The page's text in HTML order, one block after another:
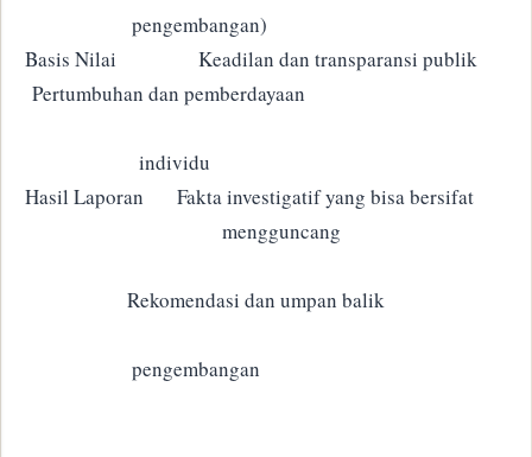
pengembangan)
Basis Nilai
Keadilan dan transparansi publik
Pertumbuhan dan pemberdayaan
individu
Hasil Laporan
Fakta investigatif yang bisa bersifat
mengguncang
Rekomendasi dan umpan balik
pengembangan